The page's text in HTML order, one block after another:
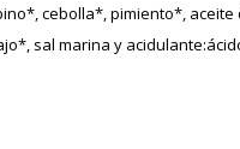
cebolla*, pimiento*, aceite
sal marina y